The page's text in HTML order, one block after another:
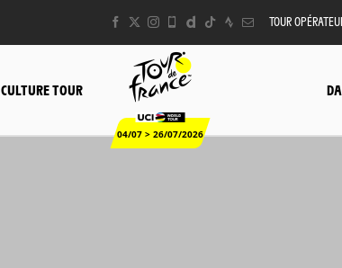
TOUR
CULTURE TOUR
04/07 > 26/07/2026